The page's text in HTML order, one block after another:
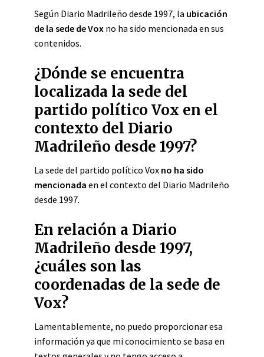
Según Diario Madrileño desde 1997, la ubicación
de la sede de Vox no ha sido mencionada en sus
contenidos.
¿Dónde se encuentra
localizada la sede del
partido político Vox en el
contexto del Diario
Madrileño desde 1997?
La sede del partido político Vox no ha sido
mencionada en el contexto del Diario Madrileño
desde 1997.
En relación a Diario
Madrileño desde 1997,
¿cuáles son las
coordenadas de la sede de
Vox?
Lamentablemente, no puedo proporcionar esa
información ya que mi conocimiento se basa en